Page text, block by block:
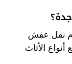
نقل عفش
الأثاث